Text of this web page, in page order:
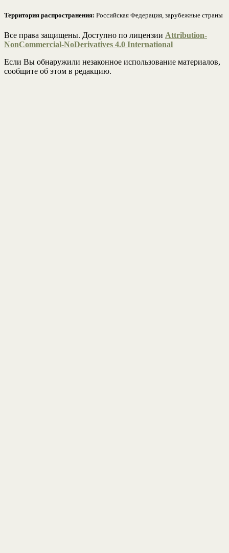
Территория распространения: Российская Федерация, зарубежные страны
Все права защищены. Доступно по лицензии Attribution-
NonCommercial-NoDerivatives 4.0 International
Если Вы обнаружили незаконное использование материалов,
сообщите об этом в редакцию.